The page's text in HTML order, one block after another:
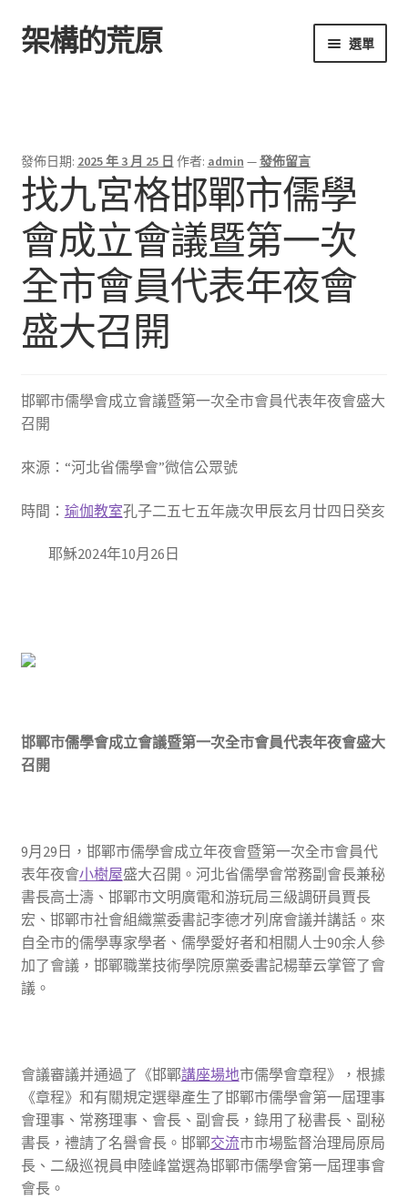
跳
至
跳
至
架構的荒原 選單
發佈日期: 2025 年 3 月 25 日 作者: admin —發佈留言
找九宮格邯鄲市儒學
會成立會議暨第一次
全市會員代表年夜會
盛大召開
邯鄲市儒學會成立會議暨第一次全市會員代表年夜會盛大
召開
來源：“河北省儒學會”微信公眾號
時間： 瑜伽教室孔子二五七五年歲次甲辰玄月廿四日癸亥
耶穌2024年10月26日
邯鄲市儒學會成立會議暨第一次全市會員代表年夜會盛大
召開
9月29日，邯鄲市儒學會成立年夜會暨第一次全市會員代
表年夜會小樹屋盛大召開。河北省儒學會常務副會長兼秘
書長高士濤、邯鄲市文明廣電和游玩局三級調研員賈長
宏、邯鄲市社會組織黨委書記李德才列席會議并講話。來
自全市的儒學專家學者、儒學愛好者和相關人士90余人參
加了會議，邯鄲職業技術學院原黨委書記楊華云掌管了會
議。
會議審議并通過了《邯鄲講座場地市儒學會章程》，根據
《章程》和有關規定選舉產生了邯鄲市儒學會第一屆理事
會理事、常務理事、會長、副會長，錄用了秘書長、副秘
書長，禮請了名譽會長。邯鄲交流市市場監督治理局原局
長、二級巡視員申陸峰當選為邯鄲市儒學會第一屆理事會
會長。